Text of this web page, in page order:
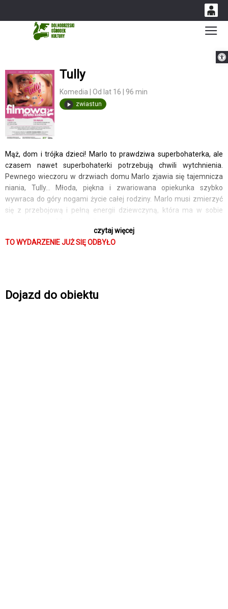
14 53
Tully
Komedia | Od lat 16 | 96 min
zwiastun
Mąż, dom i trójka dzieci! Marlo to prawdziwa superbohaterka, ale
czasem nawet superbohaterki potrzebują chwili wytchnienia.
Pewnego wieczoru w drzwiach domu Marlo zjawia się tajemnicza
niania, Tully... Młoda, piękna i zwariowana opiekunka szybko
wywraca do góry nogami życie całej rodziny. Marlo musi zmierzyć
się z przebojową i pełną energii dziewczyną, która ma w sobie
czytaj więcej
TO WYDARZENIE JUŻ SIĘ ODBYŁO
Dojazd do obiektu